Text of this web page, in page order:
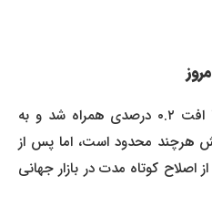
امروز با افت ۰.۲ درصدی همراه شد و به
هرچند محدود است، اما پس از
کوتاه مدت در بازار جهانی